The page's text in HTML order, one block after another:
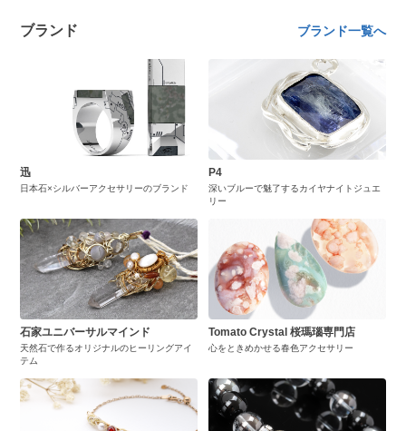
ブランド ブランド一覧へ
迅
日本石×シルバーアクセサリーのブランド
P4
深いブルーで魅了するカイヤナイトジュエ
リー
石家ユニバーサルマインド
天然石で作るオリジナルのヒーリングアイ
テム
Tomato Crystal 桜瑪瑙専門店
心をときめかせる春色アクセサリー